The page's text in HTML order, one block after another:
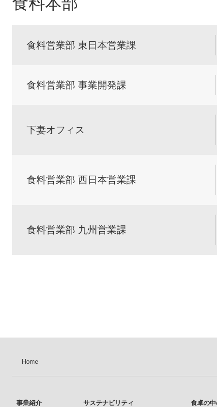
食料営業部 東日本営業課
食料営業部 事業開発課
下妻オフィス
食料営業部 西日本営業課
食料営業部 九州営業課
Home
事業紹介 サステナビリティ 食卓の